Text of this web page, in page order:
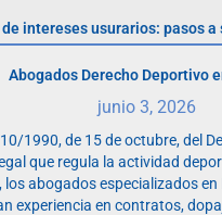
Abogados Derecho Deportivo
junio 3, 2026
1990, de 15 de octubre, del
que regula la actividad
los abogados especializados
experiencia en contratos,